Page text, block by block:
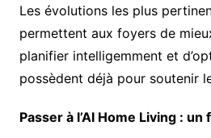
Les évolutions les plus
permettent aux foyers de
planifier intelligemment et
possèdent déjà pour soutenir
Passer à l’AI Home Living :